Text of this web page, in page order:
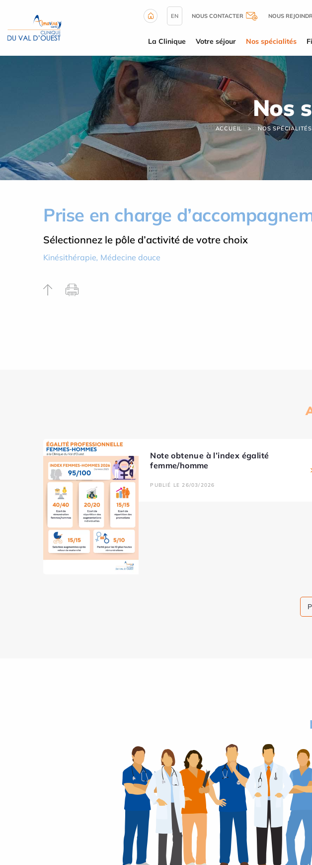
EN NOUS CONTACTER NOUS
La Clinique Votre séjour Nos spécialités
Nos
ACCUEIL NOS SPÉCIALITÉS
Prise en charge
Sélectionnez le pôle d’activité de votre choix
Kinésithérapie, Médecine douce
Note obtenue à l’index égalité
femme/homme
PUBLIÉ LE 26/03/2026